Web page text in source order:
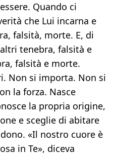
Quando ci
che Lui incarna e
falsità, morte. E, di
tenebra, falsità e
falsità e morte.
Non si importa. Non si
la forza. Nasce
la propria origine,
e sceglie di abitare
«Il nostro cuore è
in Te», diceva